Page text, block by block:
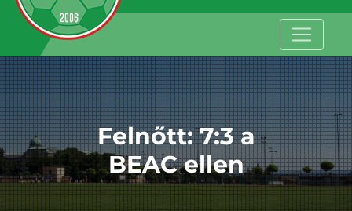
Felnőtt: 7:3 a
BEAC ellen